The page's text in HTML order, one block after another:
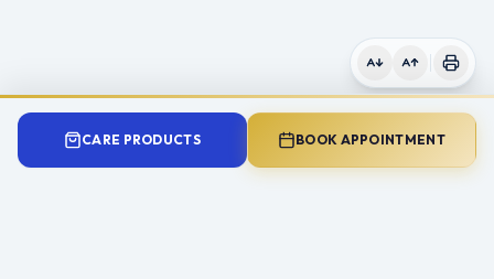
CARE PRODUCTS BOOK APPOINTMENT